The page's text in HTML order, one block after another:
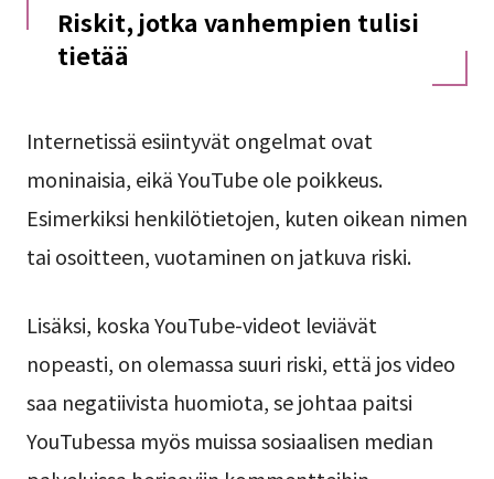
Riskit, jotka vanhempien tulisi
tietää
Internetissä esiintyvät ongelmat ovat
moninaisia, eikä YouTube ole poikkeus.
Esimerkiksi henkilötietojen, kuten oikean nimen
tai osoitteen, vuotaminen on jatkuva riski.
Lisäksi, koska YouTube-videot leviävät
nopeasti, on olemassa suuri riski, että jos video
saa negatiivista huomiota, se johtaa paitsi
YouTubessa myös muissa sosiaalisen median